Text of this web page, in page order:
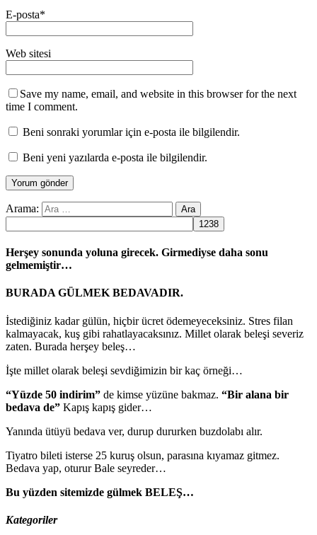
E-posta*
Web sitesi
Save my name, email, and website in this browser for the next
time I comment.
Beni sonraki yorumlar için e-posta ile bilgilendir.
Beni yeni yazılarda e-posta ile bilgilendir.
Arama:
Herşey sonunda yoluna girecek. Girmediyse daha sonu
gelmemiştir…
BURADA GÜLMEK BEDAVADIR.
İstediğiniz kadar gülün, hiçbir ücret ödemeyeceksiniz. Stres filan
kalmayacak, kuş gibi rahatlayacaksınız. Millet olarak beleşi severiz
zaten. Burada herşey beleş…
İşte millet olarak beleşi sevdiğimizin bir kaç örneği…
“Yüzde 50 indirim” de kimse yüzüne bakmaz. “Bir alana bir
bedava de” Kapış kapış gider…
Yanında ütüyü bedava ver, durup dururken buzdolabı alır.
Tiyatro bileti isterse 25 kuruş olsun, parasına kıyamaz gitmez.
Bedava yap, oturur Bale seyreder…
Bu yüzden sitemizde gülmek BELEŞ…
Kategoriler